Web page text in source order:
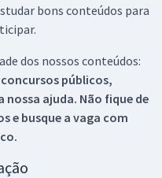
bons conteúdos para
dos nossos conteúdos:
concursos públicos,
nossa ajuda. Não fique de
e busque a vaga com